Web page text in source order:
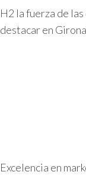
H2 la fuerza de
destacar en
Excelencia en